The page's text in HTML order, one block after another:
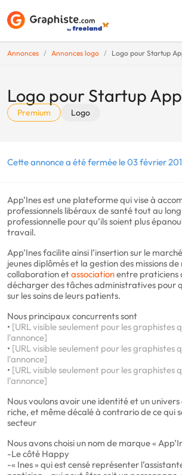
Annonces Annonces logo Logo pour Startup
Logo pour Startup
Premium Logo
Cette annonce a été fermée le 03 février
App’Ines est une plateforme qui vise à
professionnels libéraux de santé tout au
professionnelle pour qu’ils soient plus
travail.
App’Ines facilite ainsi l’insertion sur le
jeunes diplômés et la gestion des missions
collaboration etassociationentre praticiens
décharger des tâches administratives pour
sur les soins de leurs patients.
Nous principaux concurrents sont
• [URL visible seulement pour les graphistes
l'annonce]
• [URL visible seulement pour les graphistes
l'annonce]
• [URL visible seulement pour les graphistes
l'annonce]
Nous voulons avoir une identité et un
riche, et même décalé à contrario de ce qui
secteur
Nous avons choisi un nom de marque «
-Le côté Happy
-« Ines » qui est censé représenter